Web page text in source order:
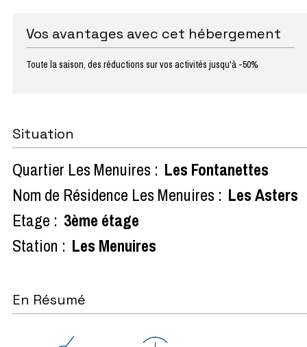
Vos avantages avec cet hébergement
Toute la saison, des réductions sur vos activités jusqu'à -50%
Situation
Quartier Les Menuires : Les Fontanettes
Nom de Résidence Les Menuires : Les Asters
Etage : 3ème étage
Station : Les Menuires
En Résumé